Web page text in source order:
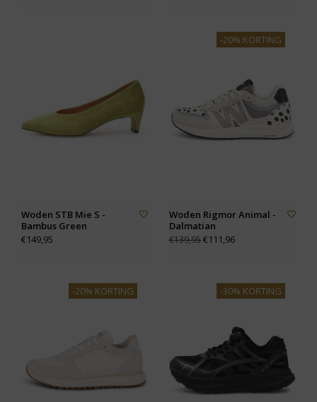
Woden STB Mie S -
Bambus Green
€149,95
-20% KORTING
Woden Rigmor Animal -
Dalmatian
€139,95€111,96
-20% KORTING -30% KORTING